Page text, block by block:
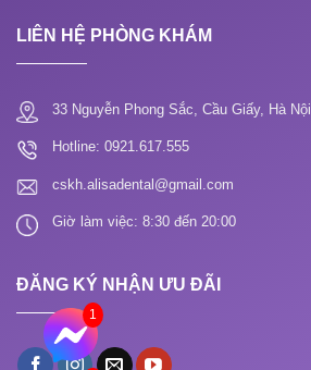
LIÊN HỆ PHÒNG KHÁM
33 Nguyễn Phong Sắc, Cầu Giấy, Hà Nội
Hotline: 0921.617.555
cskh.alisadental@gmail.com
Giờ làm việc: 8:30 đến 20:00
ĐĂNG KÝ NHẬN ƯU ĐÃI
1